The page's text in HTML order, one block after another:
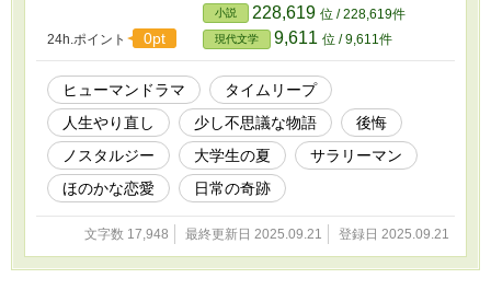
開いたのは、過去の世界。 まばゆい太陽、鳴り
響くセミの声、そして、屈託なく笑う仲間た
ち。そこは、彼が人生で最も輝き、そして最も
後悔を残した十年前の夏だった。 「今度こそ、
完璧な夏にする。そして、伝えられなかった想
いを彼女に――」 過去の記憶を道しるべに、健
吾は失われた青春を取り戻そうと奔走する。だ
が、完璧を演じようとすればするほど、何かが
少しずつ歪んでいく。本当にやり直すべきは、
過去の出来事か、それとも――。 これは、一人
の青年が不思議な奇跡を通して、過去の後悔と
向き合い、「今」を生きる意味を見つけ出す、
少し切なく、どこまでも優しい物語。
24h.ポイント 0pt
小説 228,619 位 / 228,619件
現代文学 9,611 位 / 9,611件
ヒューマンドラマ
タイムリープ
人生やり直し
少し不思議な物語
後悔
ノスタルジー
大学生の夏
サラリーマン
ほのかな恋愛
日常の奇跡
文字数 17,948 最終更新日 2025.09.21 登録日 2025.09.21